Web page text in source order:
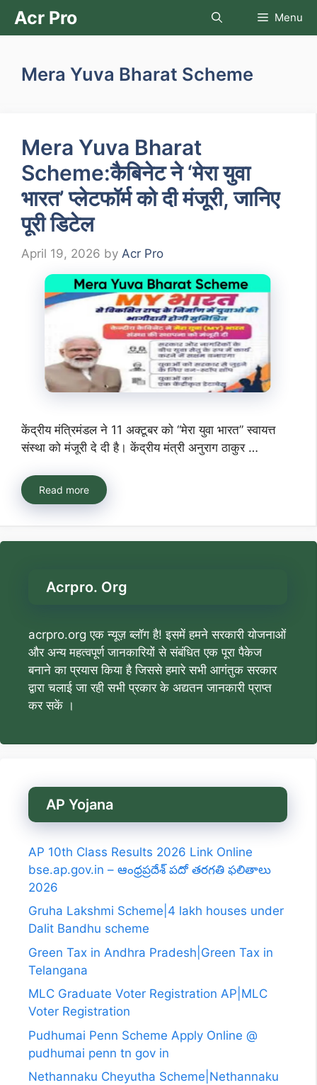
SkipAcr Pro Menu
Mera Yuva Bharat Scheme
Mera Yuva Bharat
Scheme:कैबिनेट ने ‘मेरा युवा
भारत’ प्लेटफॉर्म को दी मंजूरी, जानिए
पूरी डिटेल
April 19, 2026 by Acr Pro
केंद्रीय मंत्रिमंडल ने 11 अक्टूबर को “मेरा युवा भारत” स्वायत्त
संस्था को मंजूरी दे दी है। केंद्रीय मंत्री अनुराग ठाकुर …
Read more
Acrpro. Org
acrpro.org एक न्यूज़ ब्लॉग है! इसमें हमने सरकारी योजनाओं
और अन्य महत्वपूर्ण जानकारियों से संबंधित एक पूरा पैकेज
बनाने का प्रयास किया है जिससे हमारे सभी आगंतुक सरकार
द्वारा चलाई जा रही सभी प्रकार के अद्यतन जानकारी प्राप्त
कर सकें ।
AP Yojana
AP 10th Class Results 2026 Link Online
bse.ap.gov.in – ఆంధ్రప్రదేశ్ పదో తరగతి ఫలితాలు
2026
Gruha Lakshmi Scheme|4 lakh houses under
Dalit Bandhu scheme
Green Tax in Andhra Pradesh|Green Tax in
Telangana
MLC Graduate Voter Registration AP|MLC
Voter Registration
Pudhumai Penn Scheme Apply Online @
pudhumai penn tn gov in
Nethannaku Cheyutha Scheme|Nethannaku